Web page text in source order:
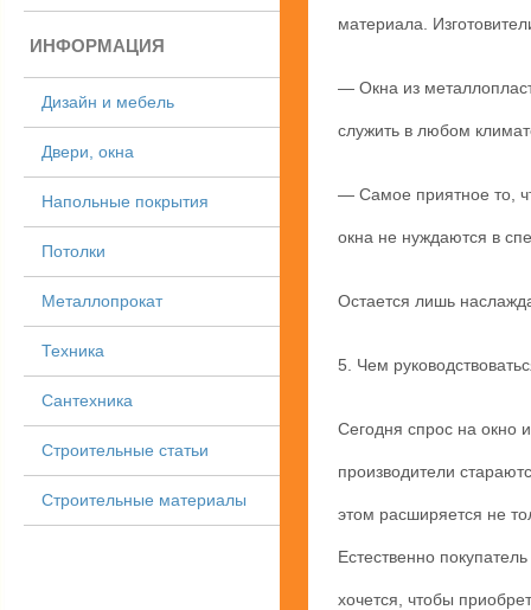
ИНФОРМАЦИЯ
Дизайн и мебель
Двери, окна
Напольные покрытия
Потолки
Металлопрокат
Техника
Сантехника
Строительные статьи
Строительные материалы
материала.
— Окна из
служить в любом
— Самое приятное то,
окна не нуждаются в
Остается лишь
5. Чем
Сегодня спрос на окно
производители
этом расширяется не
Естественно
хочется, чтобы